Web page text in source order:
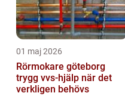
01 maj 2026
Rörmokare göteborg
trygg vvs-hjälp när det
verkligen behövs